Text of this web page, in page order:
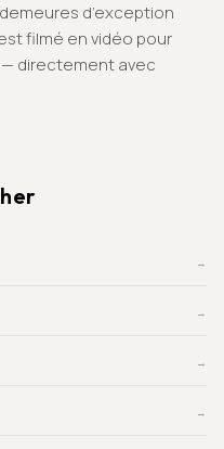
d’exception
filmé en vidéo pour
directement avec
→
→
→
→